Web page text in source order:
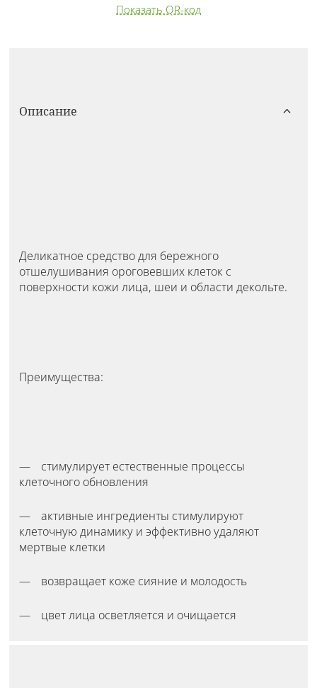
Показать QR-код
Описание
Деликатное средство для бережного
отшелушивания ороговевших клеток с
поверхности кожи лица, шеи и области декольте.
Преимущества:
стимулирует естественные процессы
клеточного обновления
активные ингредиенты стимулируют
клеточную динамику и эффективно удаляют
мертвые клетки
возвращает коже сияние и молодость
цвет лица осветляется и очищается